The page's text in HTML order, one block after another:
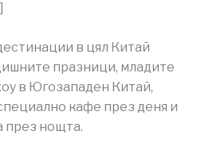
в цял Китай
празници, младите
в Югозападен Китай,
кафе през деня и
през нощта.